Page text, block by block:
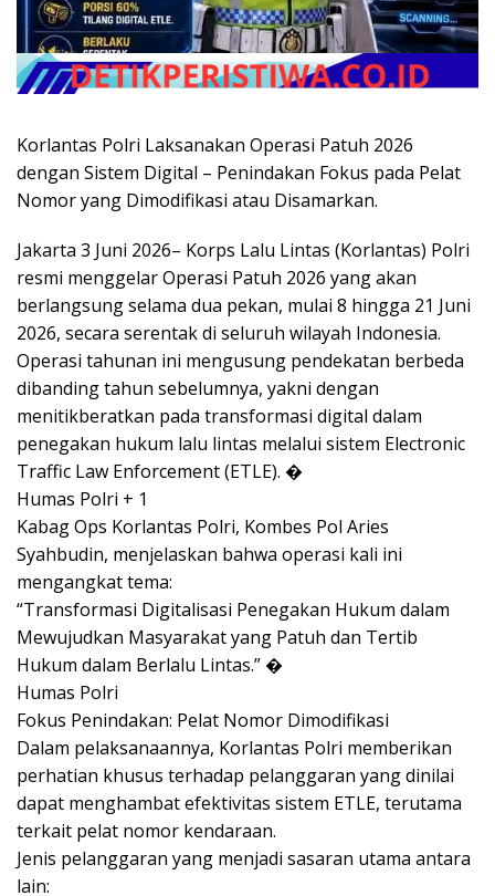
Korlantas Polri Laksanakan Operasi Patuh 2026
dengan Sistem Digital – Penindakan Fokus pada Pelat
Nomor yang Dimodifikasi atau Disamarkan.
Jakarta 3 Juni 2026– Korps Lalu Lintas (Korlantas) Polri
resmi menggelar Operasi Patuh 2026 yang akan
berlangsung selama dua pekan, mulai 8 hingga 21 Juni
2026, secara serentak di seluruh wilayah Indonesia.
Operasi tahunan ini mengusung pendekatan berbeda
dibanding tahun sebelumnya, yakni dengan
menitikberatkan pada transformasi digital dalam
penegakan hukum lalu lintas melalui sistem Electronic
Traffic Law Enforcement (ETLE). �
Humas Polri + 1
Kabag Ops Korlantas Polri, Kombes Pol Aries
Syahbudin, menjelaskan bahwa operasi kali ini
mengangkat tema:
“Transformasi Digitalisasi Penegakan Hukum dalam
Mewujudkan Masyarakat yang Patuh dan Tertib
Hukum dalam Berlalu Lintas.” �
Humas Polri
Fokus Penindakan: Pelat Nomor Dimodifikasi
Dalam pelaksanaannya, Korlantas Polri memberikan
perhatian khusus terhadap pelanggaran yang dinilai
dapat menghambat efektivitas sistem ETLE, terutama
terkait pelat nomor kendaraan.
Jenis pelanggaran yang menjadi sasaran utama antara
lain: